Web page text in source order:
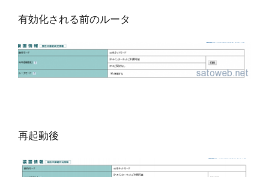
有効化される前のルータ
再起動後